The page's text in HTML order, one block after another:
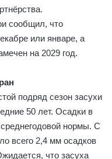
сообщил, что
или январе, а
на 2029 год.
подряд сезон засухи
50 лет. Осадки в
нормы. С
всего 2,4 мм осадков
что засуха